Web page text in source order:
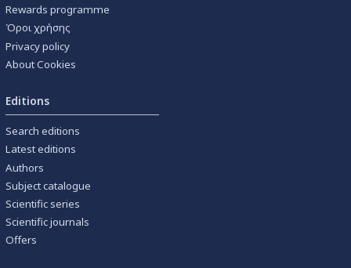
Rewards programme
Όροι χρήσης
Privacy policy
About Cookies
Editions
Search editions
Latest editions
Authors
Subject catalogue
Scientific series
Scientific journals
Offers